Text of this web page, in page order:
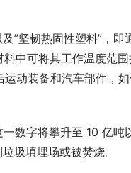
”坚韧热固性塑料”，即
中可将其工作温度范
动装备和汽车部件，
数字将攀升至 10 亿吨
圾填埋场或被焚烧。